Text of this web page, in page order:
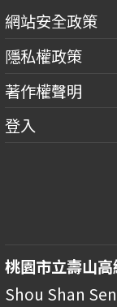
網站安全政策
隱私權政策
著作權聲明
登入
桃園市立壽山
Shou Shan